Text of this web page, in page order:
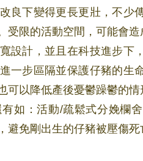
良下變得更長更壯，不少
限的活動空間，可能會造
設計，並且在科技進步下
一步區隔並保護仔豬的生
可以降低產後憂鬱躁鬱的情
如：活動/疏鬆式分娩欄
避免剛出生的仔豬被壓傷死